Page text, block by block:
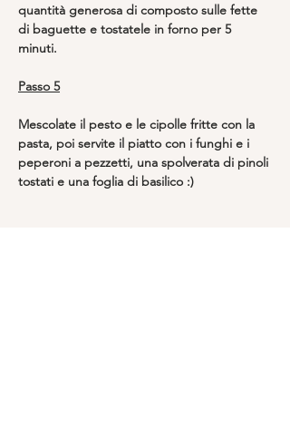
quantità generosa di composto sulle fette
di baguette e tostatele in forno per 5
minuti.
Passo 5
Mescolate il pesto e le cipolle fritte con la
pasta, poi servite il piatto con i funghi e i
peperoni a pezzetti, una spolverata di pinoli
tostati e una foglia di basilico :)